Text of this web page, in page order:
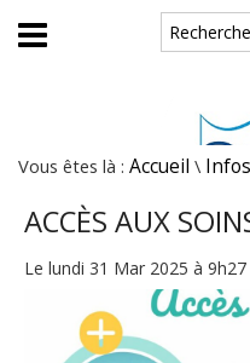
Aller au contenu principal
Vous êtes là : Accueil \
ACCÈS AUX
Le lundi 31 Mar 2025 à 9h27